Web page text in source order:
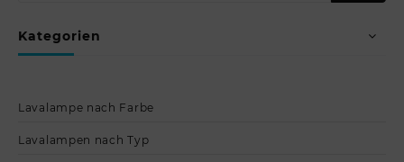
Kategorien
Lavalampe nach Farbe
Lavalampen nach Typ